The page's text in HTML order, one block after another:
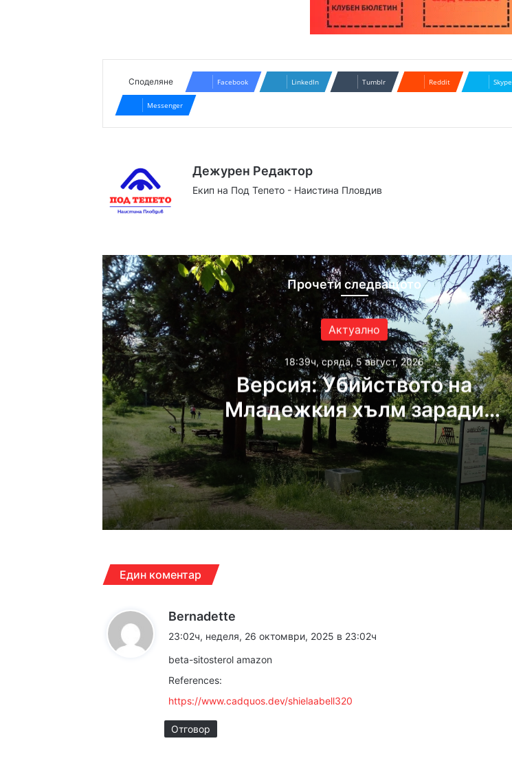
Споделяне Facebook LinkedIn Tumblr Reddit Skype
Messenger
Дежурен Редактор
Екип на Под Тепето - Наистина Пловдив
Прочети следващото
Актуално
18:39ч, сряда, 5 август, 2026
Версия: Убийството на
Младежкия хълм заради
сексуалната ориентация на
жертвата
18:39ч, сряда, 5 август, 2026
Версия: Убийството на Младежкия хълм заради сексуалната ориентация на жертвата
17:03ч, сряда, 5 август, 2026
Спипаха шест заведения в нарушения в квартал Капана
16:34ч, сряда, 5 август, 2026
Асфалтират последния участък от Рогошко шосе
Един коментар
Bernadette
а
а
23:02ч, неделя, 26 октомври, 2025 в 23:02ч
beta-sitosterol amazon
References:
https://www.cadquos.dev/shielaabell320
Отговор